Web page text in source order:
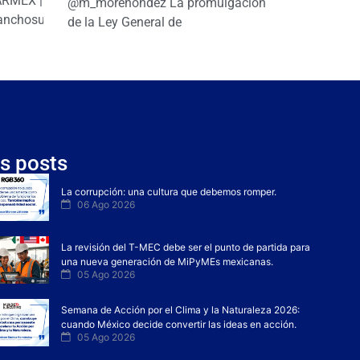
de la Ley General de
posts
La corrupción: una cultura que debemos romper.
06 Ago 2026
La revisión del T-MEC debe ser el punto de partida para
una nueva generación de MiPyMEs mexicanas.
05 Ago 2026
Semana de Acción por el Clima y la Naturaleza 2026:
cuando México decide convertir las ideas en acción.
05 Ago 2026